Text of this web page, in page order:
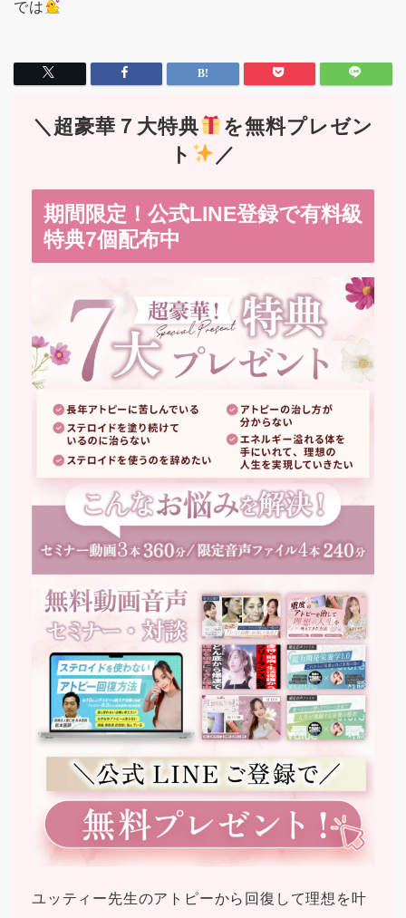
では
＼超豪華７大特典
を無料プレゼン
ト
／
期間限定！公式LINE登録で有料級
特典7個配布中
ユッティー先生のアトピーから回復して理想を叶